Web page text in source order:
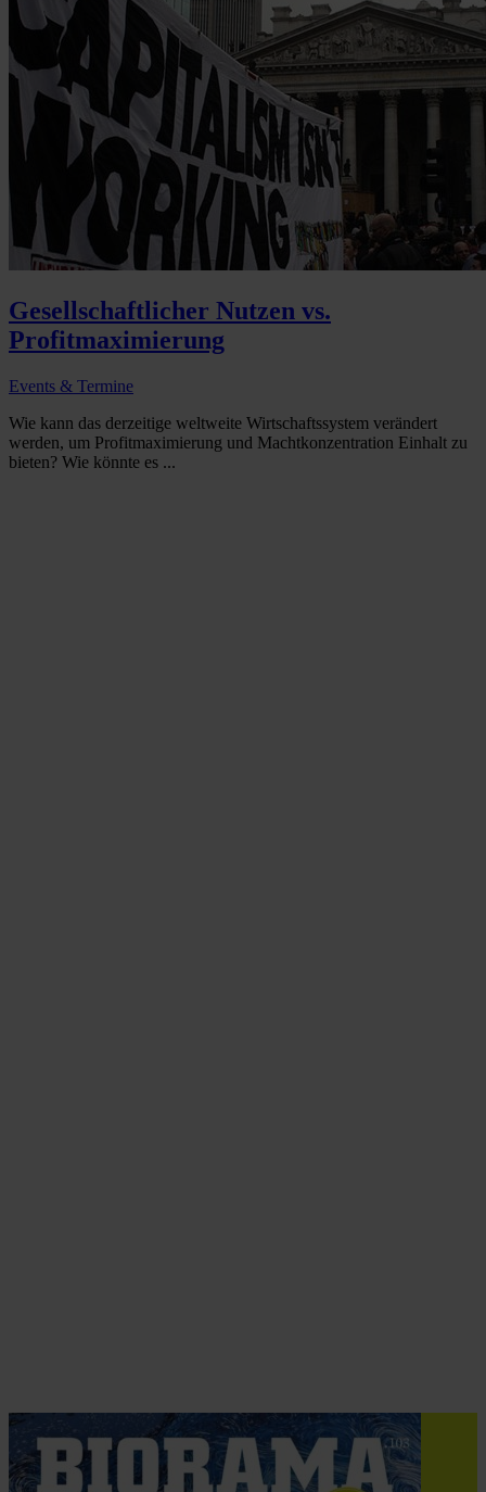
Gesellschaftlicher Nutzen vs.
Profitmaximierung
Events & Termine
Wie kann das derzeitige weltweite Wirtschaftssystem verändert
werden, um Profitmaximierung und Machtkonzentration Einhalt zu
bieten? Wie könnte es ...